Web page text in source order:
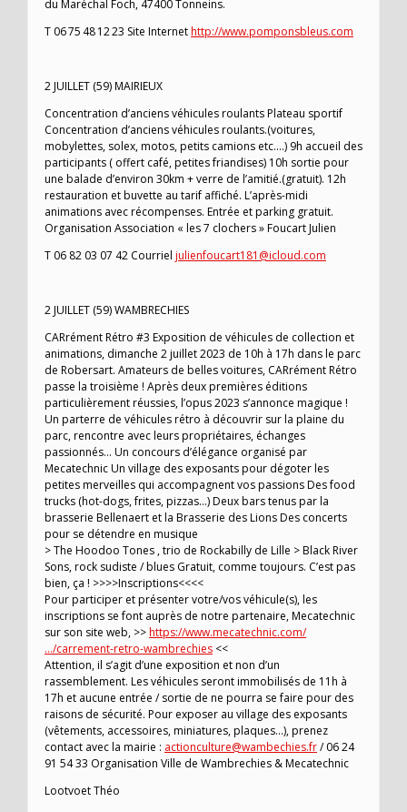
du Maréchal Foch, 47400 Tonneins.
T 06 75 48 12 23 Site Internethttp://www.pomponsbleus.com
2 JUILLET (59) MAIRIEUX
Concentration d’anciens véhicules roulants Plateau sportif
Concentration d’anciens véhicules roulants.(voitures,
mobylettes, solex, motos, petits camions etc….) 9h accueil des
participants ( offert café, petites friandises) 10h sortie pour
une balade d’environ 30km + verre de l’amitié.(gratuit). 12h
restauration et buvette au tarif affiché. L’après-midi
animations avec récompenses. Entrée et parking gratuit.
Organisation Association « les 7 clochers » Foucart Julien
T 06 82 03 07 42 Courriel julienfoucart181@icloud.com
2 JUILLET (59) WAMBRECHIES
CARrément Rétro #3 Exposition de véhicules de collection et
animations, dimanche 2 juillet 2023 de 10h à 17h dans le parc
de Robersart. Amateurs de belles voitures, CARrément Rétro
passe la troisième ! Après deux premières éditions
particulièrement réussies, l’opus 2023 s’annonce magique !
Un parterre de véhicules rétro à découvrir sur la plaine du
parc, rencontre avec leurs propriétaires, échanges
passionnés… Un concours d’élégance organisé par
Mecatechnic Un village des exposants pour dégoter les
petites merveilles qui accompagnent vos passions Des food
trucks (hot-dogs, frites, pizzas…) Deux bars tenus par la
brasserie Bellenaert et la Brasserie des Lions Des concerts
pour se détendre en musique
> The Hoodoo Tones , trio de Rockabilly de Lille > Black River
Sons, rock sudiste / blues Gratuit, comme toujours. C’est pas
bien, ça ! >>>>Inscriptions<<<<
Pour participer et présenter votre/vos véhicule(s), les
inscriptions se font auprès de notre partenaire, Mecatechnic
sur son site web, >>https://www.mecatechnic.com/
…/carrement-retro-wambrechies <<
Attention, il s’agit d’une exposition et non d’un
rassemblement. Les véhicules seront immobilisés de 11h à
17h et aucune entrée / sortie de ne pourra se faire pour des
raisons de sécurité. Pour exposer au village des exposants
(vêtements, accessoires, miniatures, plaques…), prenez
contact avec la mairie : actionculture@wambechies.fr/ 06 24
91 54 33 Organisation Ville de Wambrechies & Mecatechnic
Lootvoet Théo